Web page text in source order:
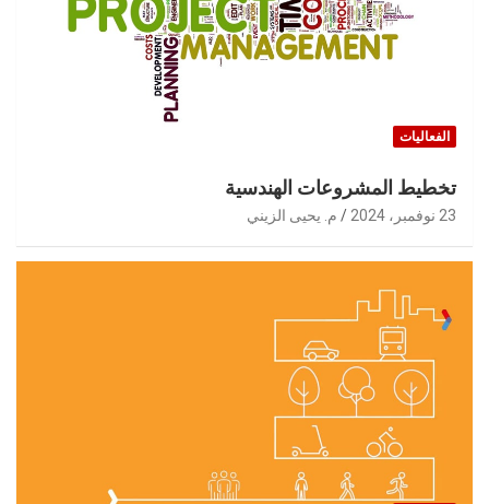
الفعاليات
تخطيط المشروعات الهندسية
23 نوفمبر، 2024 م. يحيى الزيني